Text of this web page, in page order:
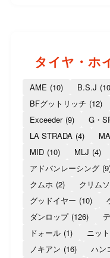
タイヤ・ホ
AME (10) B.S.J
BFグットリッチ (12)
Exceeder (9) G・
LA STRADA (4)
MID (10) MLJ (4)
アドバンレーシング
クムホ (2) クリム
グッドイヤー (10)
ダンロップ (126)
ドォール (1) ニッ
ノキアン (16) ハン